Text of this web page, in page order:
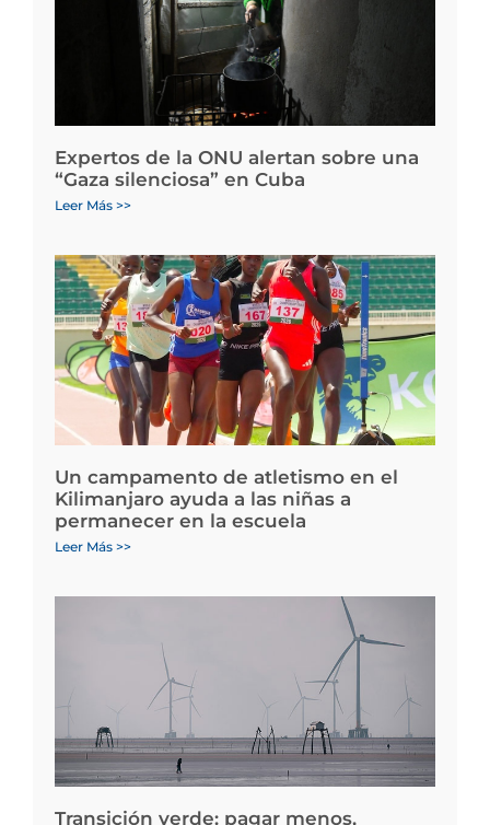
Expertos de la ONU alertan sobre una
“Gaza silenciosa” en Cuba
Leer Más >>
Un campamento de atletismo en el
Kilimanjaro ayuda a las niñas a
permanecer en la escuela
Leer Más >>
Transición verde: pagar menos,